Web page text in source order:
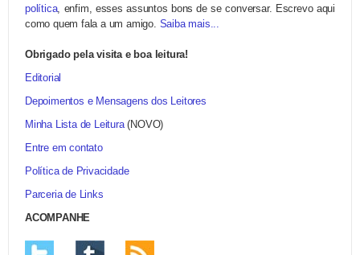
política, enfim, esses assuntos bons de se conversar. Escrevo aqui
como quem fala a um amigo. Saiba mais...
Obrigado pela visita e boa leitura!
Editorial
Depoimentos e Mensagens dos Leitores
Minha Lista de Leitura(NOVO)
Entre em contato
Política de Privacidade
Parceria de Links
ACOMPANHE